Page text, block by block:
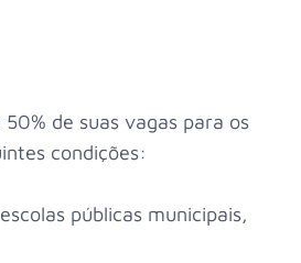
de suas vagas para os
condições:
públicas municipais,